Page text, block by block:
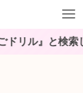
検索してね♪